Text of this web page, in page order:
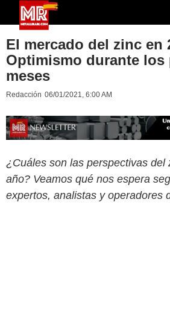
El mercado del zinc en
Optimismo durante los
meses
Redacción 06/01/2021, 6:00 AM
¿Cuáles son las perspectivas del
año? Veamos qué nos espera
expertos, analistas y operadores